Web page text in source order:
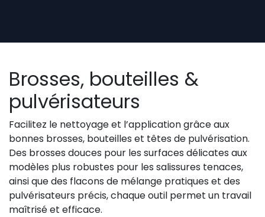
Brosses, bouteilles &
pulvérisateurs
Facilitez le nettoyage et l’application grâce aux
bonnes brosses, bouteilles et têtes de pulvérisation.
Des brosses douces pour les surfaces délicates aux
modèles plus robustes pour les salissures tenaces,
ainsi que des flacons de mélange pratiques et des
pulvérisateurs précis, chaque outil permet un travail
maîtrisé et efficace.